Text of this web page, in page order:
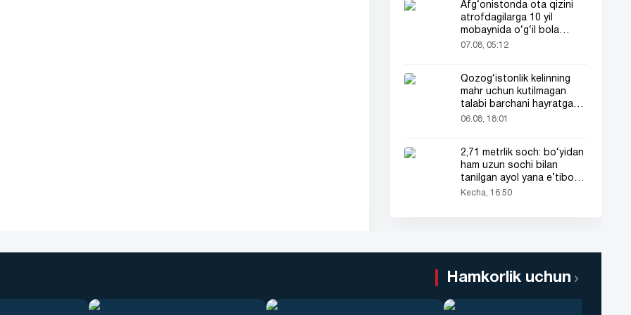
Afg‘onistonda ota qizini
atrofdagilarga 10 yil
mobaynida o‘g‘il bola
sifatida tanishtirdi
07.08, 05:12
Qozog‘istonlik kelinning
mahr uchun kutilmagan
talabi barchani hayratga
soldi
06.08, 18:01
2,71 metrlik soch: bo‘yidan
ham uzun sochi bilan
tanilgan ayol yana e’tibor
markazida
Kecha, 16:50
Hamkorlik uchun